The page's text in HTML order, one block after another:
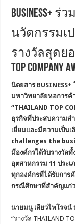
นวัตกรรมเ
รางวัลสุดยอ
TOP COMPANY
นิตยสาร
มหาวิทยาลัยหอการค้
“THAILAND TOP
ธุรกิจที่ประสบความส
เยี่ยมและมีความเป็น
challenges the
มีองค์กรได้รับรางวัลทั้
อุตสาหกรรม 11 ประเ
ทุกองค์กรที่ได้รับการ
กรณีศึกษาที่สำคัญแก่ว
นายมนู เลียวไพโรจน์
“รางวัล THAILAND